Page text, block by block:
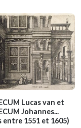
Lucas van et
Johannes...
1551 et 1605)